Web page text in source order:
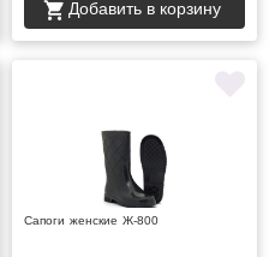
Добавить в корзину
Сапоги женские Ж-800